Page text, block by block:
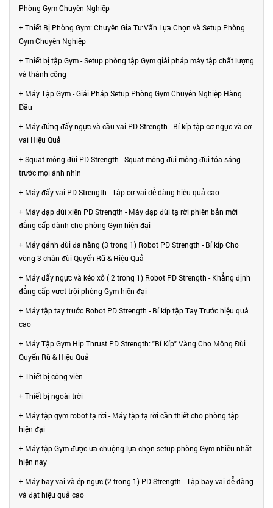
Phòng Gym Chuyên Nghiệp
+ Thiết Bị Phòng Gym: Chuyên Gia Tư Vấn Lựa Chọn và Setup Phòng
Gym Chuyên Nghiệp
+ Thiết bị tập Gym - Setup phòng tập Gym giải pháp máy tập chất lượng
và thành công
+ Máy Tập Gym - Giải Pháp Setup Phòng Gym Chuyên Nghiệp Hàng
Đầu
+ Máy đứng đẩy ngực và cầu vai PD Strength - Bí kíp tập cơ ngực và cơ
vai Hiệu Quả
+ Squat mông đùi PD Strength - Squat mông đùi mông đùi tỏa sáng
trước mọi ánh nhìn
+ Máy đẩy vai PD Strength - Tập cơ vai dễ dàng hiệu quả cao
+ Máy đạp đùi xiên PD Strength - Máy đạp đùi tạ rời phiên bản mới
đẳng cấp dành cho phòng Gym hiện đại
+ Máy gánh đùi đa năng (3 trong 1) Robot PD Strength - Bí kíp Cho
vòng 3 chân đùi Quyến Rũ & Hiệu Quả
+ Máy đẩy ngực và kéo xô ( 2 trong 1) Robot PD Strength - Khẳng định
đẳng cấp vượt trội phòng Gym hiện đại
+ Máy tập tay trước Robot PD Strength - Bí kíp tập Tay Trước hiệu quả
cao
+ Máy Tập Gym Hip Thrust PD Strength: "Bí Kíp" Vàng Cho Mông Đùi
Quyến Rũ & Hiệu Quả
+ Thiết bị công viên
+ Thiết bị ngoài trời
+ Máy tập gym robot tạ rời - Máy tập tạ rời cần thiết cho phòng tập
hiện đại
+ Máy tập Gym được ưa chuộng lựa chọn setup phòng Gym nhiều nhất
hiện nay
+ Máy bay vai và ép ngực (2 trong 1) PD Strength - Tập bay vai dễ dàng
và đạt hiệu quả cao